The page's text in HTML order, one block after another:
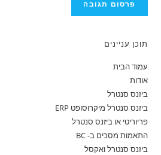
תוכן עניינים
עמוד הבית
אודות
ביזנס סנטרל
ביזנס סנטרל מיקרוסופט ERP
פריוריטי או ביזנס סנטרל
התאמות מסכים ב- BC
ביזנס סנטרל ואקסל